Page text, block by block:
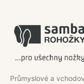
Průmyslové a